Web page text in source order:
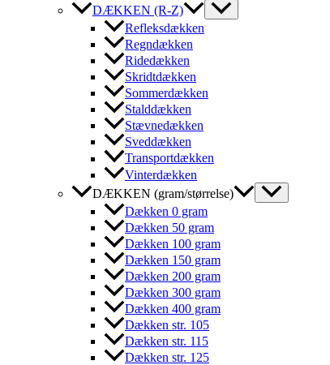
DÆKKEN (R-Z)
Refleksdækken
Regndækken
Ridedækken
Skridtdækken
Sommerdækken
Stalddækken
Stævnedækken
Sveddækken
Transportdækken
Vinterdækken
DÆKKEN (gram/størrelse)
Dækken 0 gram
Dækken 50 gram
Dækken 100 gram
Dækken 150 gram
Dækken 200 gram
Dækken 300 gram
Dækken 400 gram
Dækken str. 105
Dækken str. 115
Dækken str. 125